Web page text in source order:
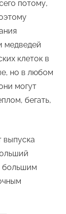
потому,
медведей
клеток в
но в любом
могут
бегать,
выпуска
большим